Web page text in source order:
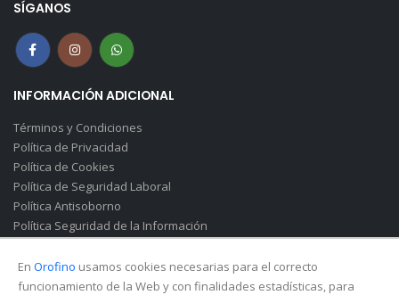
SÍGANOS
INFORMACIÓN ADICIONAL
Términos y Condiciones
Política de Privacidad
Política de Cookies
Política de Seguridad Laboral
Política Antisoborno
Política Seguridad de la Información
En Orofino usamos cookies necesarias para el correcto
funcionamiento de la Web y con finalidades estadísticas, para